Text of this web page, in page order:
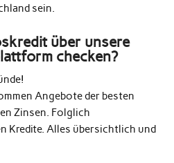
sein.
über unsere
checken?
Angebote der besten
Zinsen. Folglich
Kredite. Alles übersichtlich und